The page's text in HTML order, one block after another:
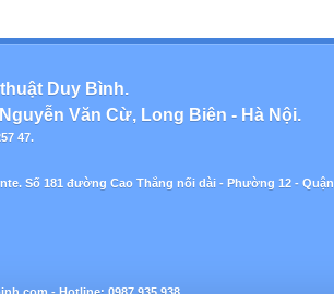
Duy Bình.
Văn Cừ, Long Biên - Hà Nội.
47.
Số 181 đường Cao Thắng nối dài - Phường 12 - Quận